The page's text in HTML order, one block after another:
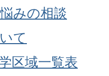
みの相談
て
区域一覧表